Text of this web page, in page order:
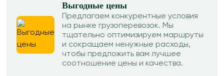
Выгодные цены
Предлагаем конкурентные условия
на рынке грузоперевозок. Мы
тщательно оптимизируем маршруты
и сокращаем ненужные расходы,
чтобы предложить вам лучшее
соотношение цены и качества.